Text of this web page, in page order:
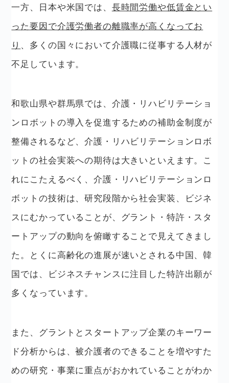
一方、日本や米国では、 長時間労働や低賃金とい
った要因で介護労働者の離職率が高くなってお
り 、多くの国々において介護職に従事する人材が
不足しています。
和歌山県や群馬県では、介護・リハビリテーショ
ンロボットの導入を促進するための補助金制度が
整備されるなど、介護・リハビリテーションロボ
ットの社会実装への期待は大きいといえます。こ
れにこたえるべく、介護・リハビリテーションロ
ボットの技術は、研究段階から社会実装、ビジネ
スにむかっていることが、グラント・特許・スタ
ートアップの動向を俯瞰することで見えてきまし
た。とくに高齢化の進展が速いとされる中国、韓
国では、ビジネスチャンスに注目した特許出願が
多くなっています。
また、グラントとスタートアップ企業のキーワー
ド分析からは、被介護者のできることを増やすた
めの研究・事業に重点がおかれていることがわか